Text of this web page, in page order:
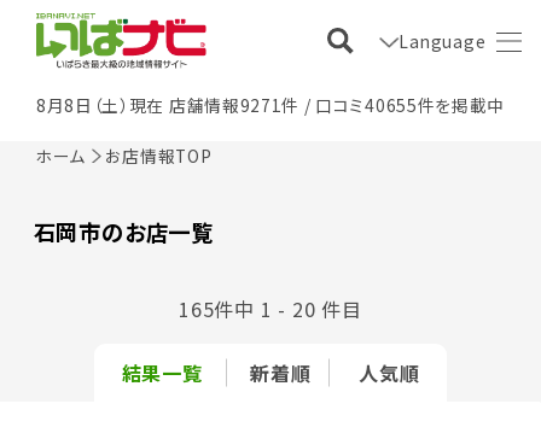
Language
8月8日（土）現在 店舗情報9271件 / 口コミ40655件を掲載中
ホーム お店情報TOP
石岡市のお店一覧
結果一覧 新着順 人気順
165件中 1 - 20 件目